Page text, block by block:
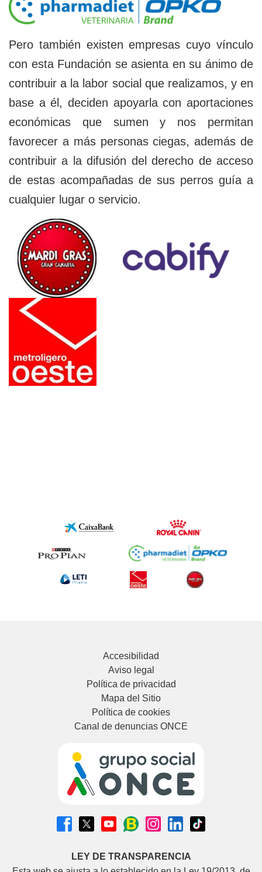
Pero también existen empresas cuyo vínculo
con esta Fundación se asienta en su ánimo de
contribuir a la labor social que realizamos, y en
base a él, deciden apoyarla con aportaciones
económicas que sumen y nos permitan
favorecer a más personas ciegas, además de
contribuir a la difusión del derecho de acceso
de estas acompañadas de sus perros guía a
cualquier lugar o servicio.
Accesibilidad
Aviso legal
Política de privacidad
Mapa del Sitio
Política de cookies
Canal de denuncias ONCE
LEY DE TRANSPARENCIA